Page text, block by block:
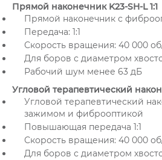
Прямой наконечник K23-SH-L 1:1
Прямой наконечник с
Передача: 1:1
Скорость вращения: 40 000
Для боров с диаметром
Рабочий шум менее 63 дБ
Угловой терапевтический
Угловой терапевтический
зажимом и фиброоптикой
Повышающая передача 1:1
Скорость вращения: 40 000
Для боров с диаметром